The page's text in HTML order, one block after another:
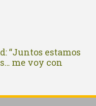
“Juntos estamos
me voy con